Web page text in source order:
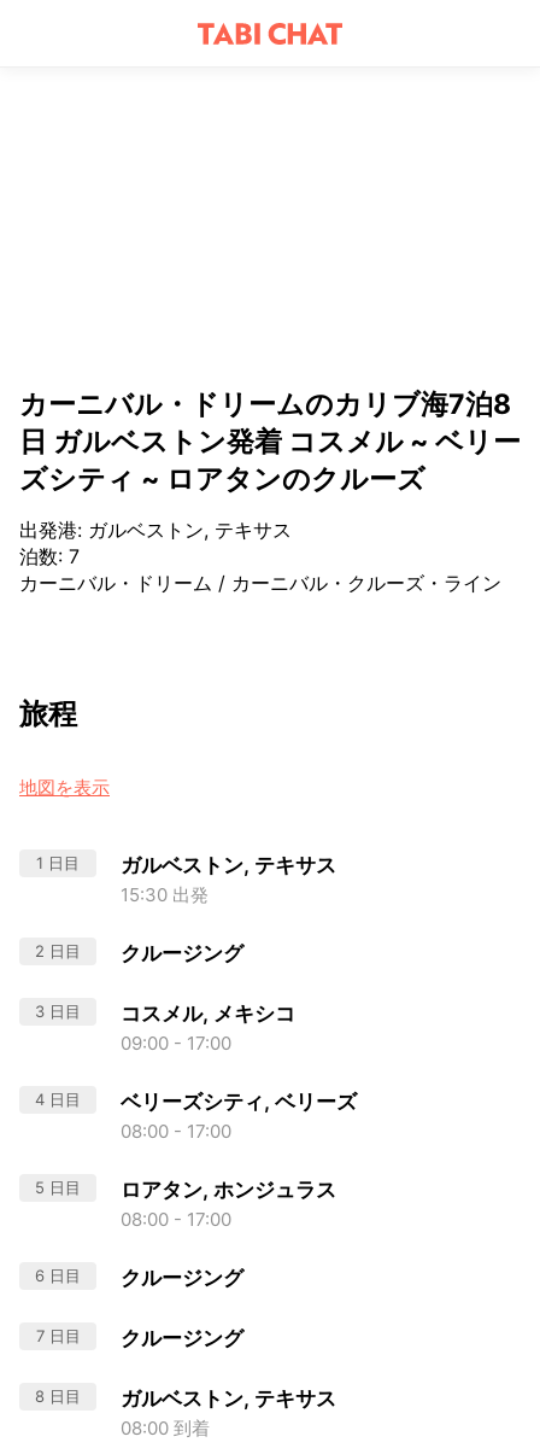
カーニバル・ドリームのカリブ海7泊8
日 ガルベストン発着 コスメル ~ ベリー
ズシティ ~ ロアタンのクルーズ
出発港: ガルベストン, テキサス
泊数: 7
カーニバル・ドリーム / カーニバル・クルーズ・ライン
旅程
地図を表示
1 日目 ガルベストン, テキサス
15:30 出発
2 日目 クルージング
3 日目 コスメル, メキシコ
09:00 - 17:00
4 日目 ベリーズシティ, ベリーズ
08:00 - 17:00
5 日目 ロアタン, ホンジュラス
08:00 - 17:00
6 日目 クルージング
7 日目 クルージング
8 日目 ガルベストン, テキサス
08:00 到着